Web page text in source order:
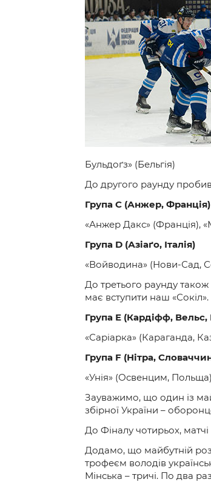
Бульдоґз» (Бельгія)
До другого раунду
Група С (Анжер, Франція)
«Анжер Дакс» (Франція),
Група D (Азіаґо, Італія)
«Войводина» (Нови-Сад,
До третього раунду також
має вступити наш «Сокіл».
Група Е (Кардіфф, Вельс,
«Саріарка» (Караганда,
Група F (Нітра,
«Унія» (Освенцим,
Зауважимо, що один із
збірної України –
До Фіналу чотирьох,
Додамо, що майбутній
трофеєм володів
Мінська – тричі. По два